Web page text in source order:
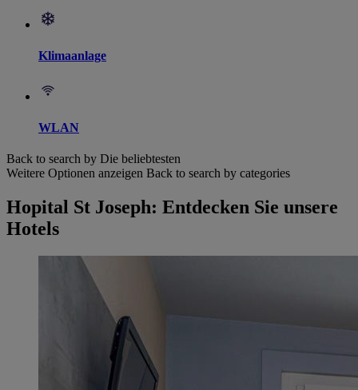
Klimaanlage
WLAN
Back to search by Die beliebtesten
Weitere Optionen anzeigen Back to search by categories
Hopital St Joseph: Entdecken Sie unsere
Hotels